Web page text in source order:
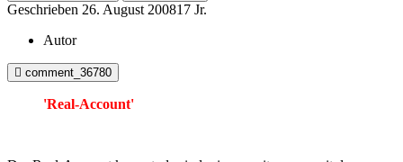
Geschrieben 26. August 200817 Jr.
Autor
comment_36780
'Real-Account'